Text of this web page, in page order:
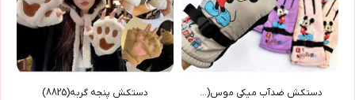
دستکش ضدآب میکی موس(7774) دستکش پنجه گربه(8825)